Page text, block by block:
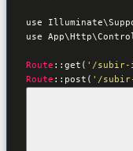
use
use
Route ::get ( '/subir-
Route ::post ( '/subir-